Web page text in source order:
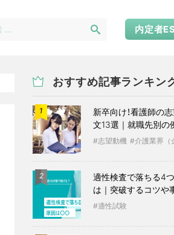
内定者
おすすめ記事ランキン
1
新卒向け！看護師の
文13選｜就職先別の
に志望動機 介護業界（
2
適性検査で落ちる4
は｜突破するコツや
紹介
適性試験